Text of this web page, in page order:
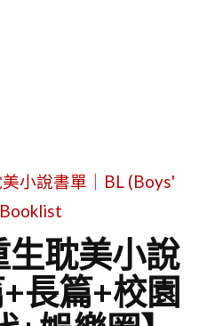
小說書單｜BL (Boys'
耽美小說
長篇+校園